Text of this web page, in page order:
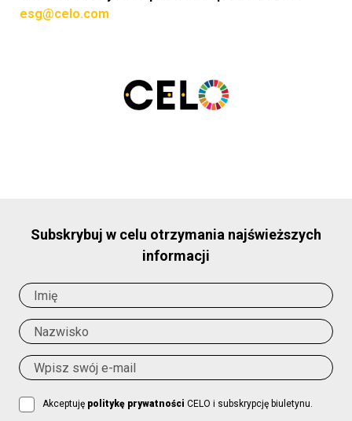
esg@celo.com
Subskrybuj w celu otrzymania najświeższych
informacji
Akceptujępolitykę prywatności CELO i subskrypcję biuletynu.